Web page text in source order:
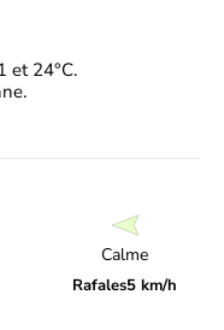
et 24°C.
Calme
Rafales5 km/h